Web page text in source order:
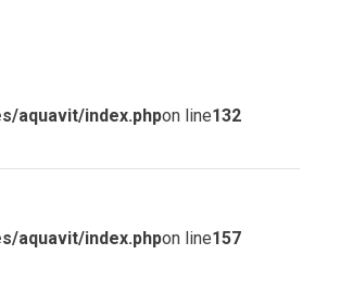
aquavit/index.phpon line132
aquavit/index.phpon line157